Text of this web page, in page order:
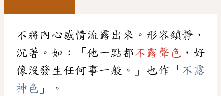
不將內心感情流露出來。形容鎮靜、
沉著。如：「他一點都不露聲色 ，好
像沒發生任何事一般。」也作「 不露
神色 」。